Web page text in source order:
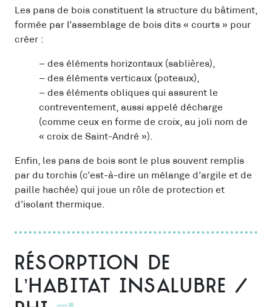
Les pans de bois constituent la structure du bâtiment,
formée par l’assemblage de bois dits « courts » pour
créer :
– des éléments horizontaux (sablières),
– des éléments verticaux (poteaux),
– des éléments obliques qui assurent le
contreventement, aussi appelé décharge
(comme ceux en forme de croix, au joli nom de
« croix de Saint-André »).
Enfin, les pans de bois sont le plus souvent remplis
par du torchis (c’est-à-dire un mélange d’argile et de
paille hachée) qui joue un rôle de protection et
d’isolant thermique.
Résorption de
l’habitat insalubre /